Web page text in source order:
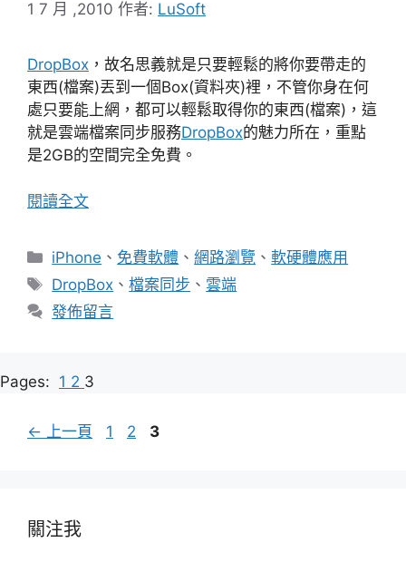
1 7 月 ,2010 作者: LuSoft
DropBox ，故名思義就是只要輕鬆的將你要帶走的
東西(檔案)丟到一個Box(資料夾)裡，不管你身在何
處只要能上網，都可以輕鬆取得你的東西(檔案)，這
就是雲端檔案同步服務DropBox的魅力所在，重點
是2GB的空間完全免費。
閱讀全文
分
類
iPhone 、 免費軟體 、網路瀏覽 、軟硬體應用
標
籤
DropBox 、檔案同步 、雲端
發佈留言
Pages: 1 2 3
← 上一頁
頁
1
頁
2
頁
3
關注我